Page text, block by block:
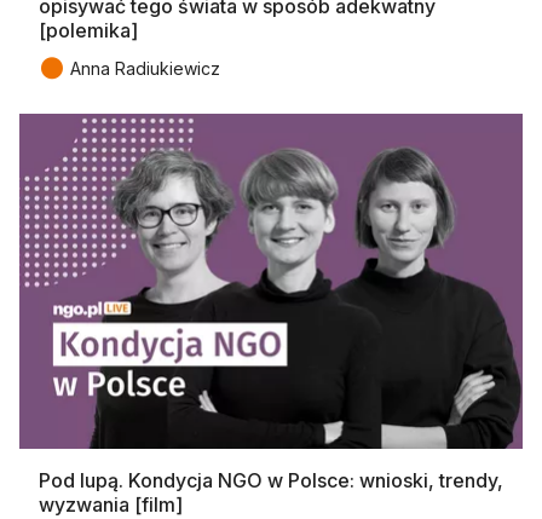
opisywać tego świata w sposób adekwatny
[polemika]
● Anna Radiukiewicz
Pod lupą. Kondycja NGO w Polsce: wnioski, trendy,
wyzwania [film]